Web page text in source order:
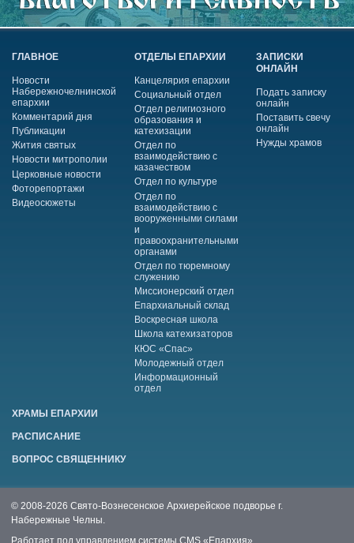
ГЛАВНОЕ
Новости
Набережночелнинской
епархии
Комментарий дня
Публикации
Жития святых
Новости митрополии
Церковные новости
Фоторепортажи
Видеосюжеты
ОТДЕЛЫ ЕПАРХИИ
Канцелярия епархии
Социальный отдел
Отдел религиозного
образования и
катехизации
Отдел по
взаимодействию с
казачеством
Отдел по культуре
Отдел по
взаимодействию с
вооруженными силами
и
правоохранительными
органами
Отдел по тюремному
служению
Миссионерский отдел
Епархиальный склад
Воскресная школа
Школа катехизаторов
КЮС «Спас»
Молодежный отдел
Информационный
отдел
ЗАПИСКИ
ОНЛАЙН
Подать записку
онлайн
Поставить свечу
онлайн
Нужды храмов
ХРАМЫ ЕПАРХИИ
РАСПИСАНИЕ
ВОПРОС СВЯЩЕННИКУ
© 2008-2026 Свято-Вознесенское Архиерейское подворье г.
Набережные Челны.